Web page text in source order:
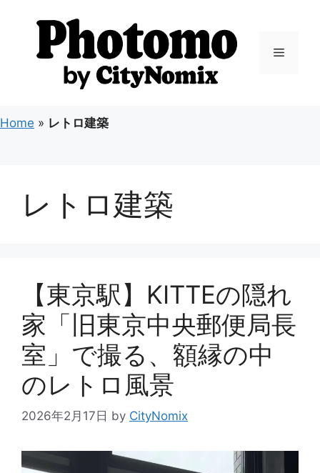
ス
キ
メ
Home » レトロ建築
レトロ建築
【東京駅】KITTEの隠れ
家「旧東京中央郵便局長
室」で撮る、額縁の中
のレトロ風景
2026年2月17日 by CityNomix